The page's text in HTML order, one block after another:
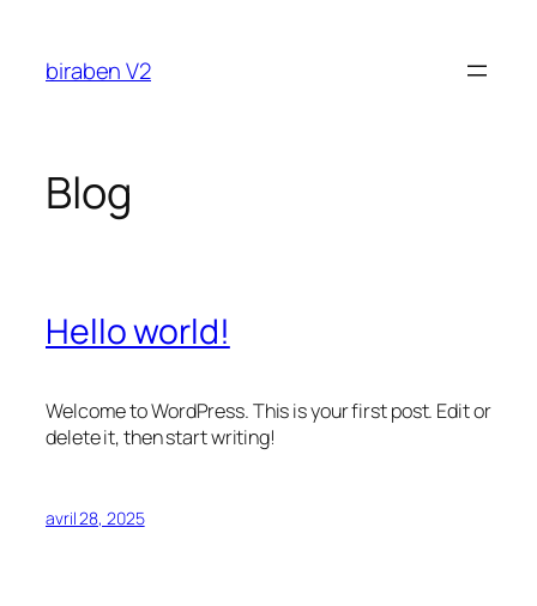
contenu
biraben V2
Blog
Hello world!
Welcome to WordPress. This is your first post. Edit or
delete it, then start writing!
avril 28, 2025